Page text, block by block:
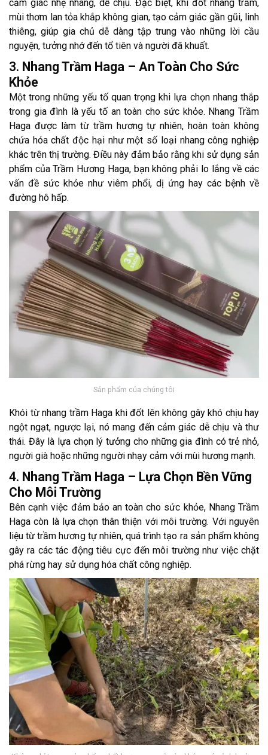
cảm giác nhẹ nhàng, dễ chịu. Đặc biệt, khi đốt nhang trầm,
mùi thơm lan tỏa khắp không gian, tạo cảm giác gần gũi, linh
thiêng, giúp gia chủ dễ dàng tập trung vào những lời cầu
nguyện, tưởng nhớ đến tổ tiên và người đã khuất.
3. Nhang Trầm Haga – An Toàn Cho Sức
Khỏe
Một trong những yếu tố quan trọng khi lựa chọn nhang thắp
trong gia đình là yếu tố an toàn cho sức khỏe. Nhang Trầm
Haga được làm từ trầm hương tự nhiên, hoàn toàn không
chứa hóa chất độc hại như một số loại nhang công nghiệp
khác trên thị trường. Điều này đảm bảo rằng khi sử dụng sản
phẩm của Trầm Hương Haga, bạn không phải lo lắng về các
vấn đề sức khỏe như viêm phổi, dị ứng hay các bệnh về
đường hô hấp.
Sản phẩm của chúng tôi
Khói từ nhang trầm Haga khi đốt lên không gây khó chịu hay
ngột ngạt, ngược lại, nó mang đến cảm giác dễ chịu và thư
thái. Đây là lựa chọn lý tưởng cho những gia đình có trẻ nhỏ,
người già hoặc những người nhạy cảm với mùi hương mạnh.
4. Nhang Trầm Haga – Lựa Chọn Bền Vững
Cho Môi Trường
Bên cạnh việc đảm bảo an toàn cho sức khỏe, Nhang Trầm
Haga còn là lựa chọn thân thiện với môi trường. Với nguyên
liệu từ trầm hương tự nhiên, quá trình tạo ra sản phẩm không
gây ra các tác động tiêu cực đến môi trường như việc chặt
phá rừng hay sử dụng hóa chất công nghiệp.